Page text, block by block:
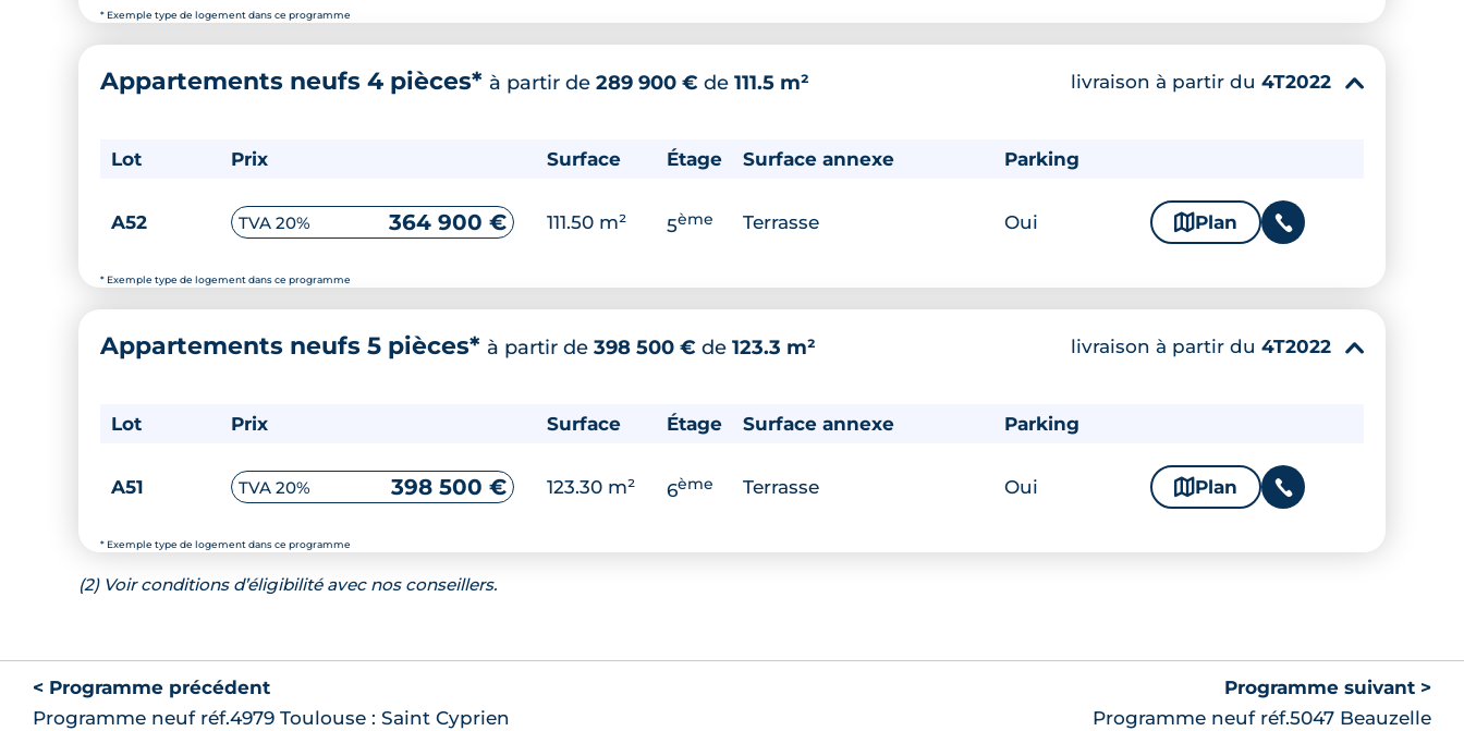
* Exemple type de logement dans ce programme
Appartements neufs 4 pièces* à partir de 289 900 € de 111.5 m²
* Exemple type de logement dans ce programme
livraison à partir du 4T2022 ▾
Lot Prix Surface Étage Surface annexe Parking
A52 TVA 20% 364 900 € 111.50 m² 5ème Terrasse Oui 🗞 Plan 📞
Appartements neufs 5 pièces* à partir de 398 500 € de 123.3 m²
* Exemple type de logement dans ce programme
livraison à partir du 4T2022 ▾
Lot Prix Surface Étage Surface annexe Parking
A51 TVA 20% 398 500 € 123.30 m² 6ème Terrasse Oui 🗞 Plan 📞
(2) Voir conditions d’éligibilité avec nos conseillers.
< Programme précédent
Programme neuf réf.4979 Toulouse : Saint Cyprien
Programme suivant >
Programme neuf réf.5047 Beauzelle